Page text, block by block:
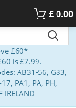
£ 0.00
£60*
is £7.99.
AB31-56, G83,
PA1, PA, PH,
IRELAND